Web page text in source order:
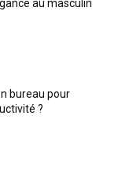
au masculin
bureau pour
?